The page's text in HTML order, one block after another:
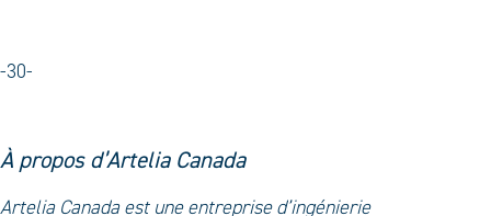
-30-
À propos d’ArteliaCanada
Artelia Canada est une entreprise d’ingénierie